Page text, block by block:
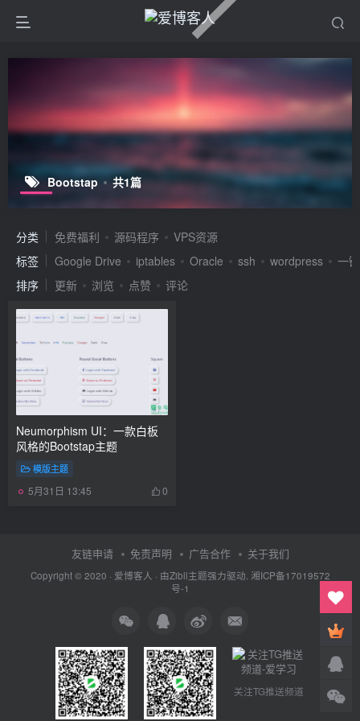
Bootstap 共1篇
分类 免费福利 源码程序
VPS资源
标签
Google Drive iptables Oracle ssh wordpress
一
排序
更新 浏览 点赞 评论
Neumorphism UI：一款白板
风格的Bootstap主题
模版主题
5月31日 13:45 0
友链申请 免责声明 广告合作 关于我们
Copyright © 2020 · 爱博客人 · 由Zibll主题强力驱动. 湘ICP备17019572
号-1
关注TG推送频道